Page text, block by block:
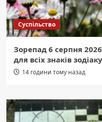
Суспільство
Зорепад 6 серпня
для всіх знаків
14 години тому назад